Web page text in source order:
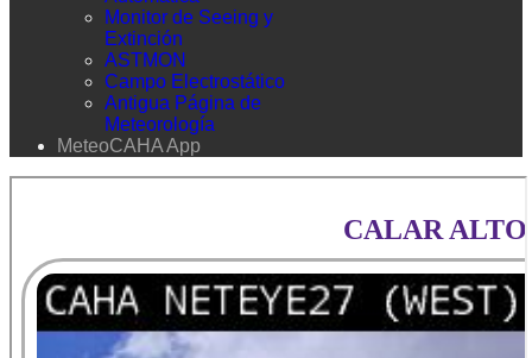
Monitor de Seeing y
Extinción
ASTMON
Campo Electrostático
Antigua Página de
Meteorología
MeteoCAHA App